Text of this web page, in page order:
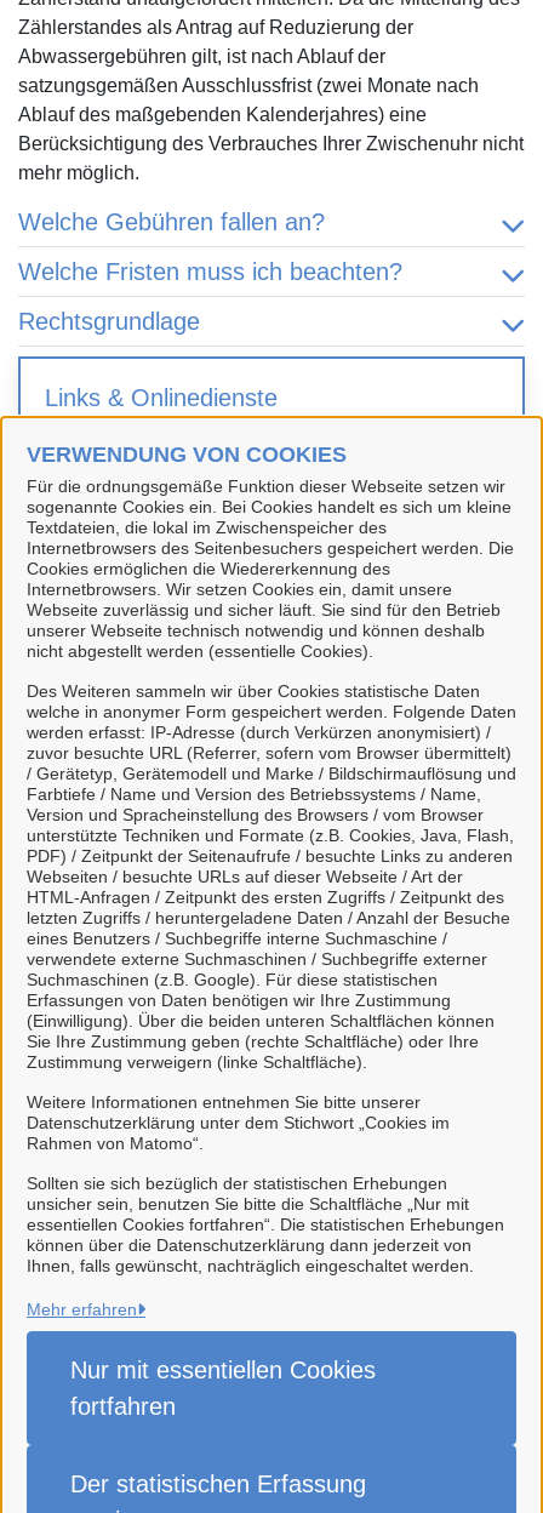
VERWENDUNG VON COOKIES
Für die ordnungsgemäße Funktion dieser Webseite setzen wir
sogenannte Cookies ein. Bei Cookies handelt es sich um kleine
Textdateien, die lokal im Zwischenspeicher des
Internetbrowsers des Seitenbesuchers gespeichert werden. Die
Cookies ermöglichen die Wiedererkennung des
Internetbrowsers. Wir setzen Cookies ein, damit unsere
Webseite zuverlässig und sicher läuft. Sie sind für den Betrieb
unserer Webseite technisch notwendig und können deshalb
nicht abgestellt werden (essentielle Cookies).
Des Weiteren sammeln wir über Cookies statistische Daten
welche in anonymer Form gespeichert werden. Folgende Daten
werden erfasst: IP-Adresse (durch Verkürzen anonymisiert) /
zuvor besuchte URL (Referrer, sofern vom Browser übermittelt)
/ Gerätetyp, Gerätemodell und Marke / Bildschirmauflösung und
Farbtiefe / Name und Version des Betriebssystems / Name,
Version und Spracheinstellung des Browsers / vom Browser
unterstützte Techniken und Formate (z.B. Cookies, Java, Flash,
PDF) / Zeitpunkt der Seitenaufrufe / besuchte Links zu anderen
Webseiten / besuchte URLs auf dieser Webseite / Art der
HTML-Anfragen / Zeitpunkt des ersten Zugriffs / Zeitpunkt des
letzten Zugriffs / heruntergeladene Daten / Anzahl der Besuche
eines Benutzers / Suchbegriffe interne Suchmaschine /
verwendete externe Suchmaschinen / Suchbegriffe externer
Suchmaschinen (z.B. Google). Für diese statistischen
Erfassungen von Daten benötigen wir Ihre Zustimmung
(Einwilligung). Über die beiden unteren Schaltflächen können
Sie Ihre Zustimmung geben (rechte Schaltfläche) oder Ihre
Zustimmung verweigern (linke Schaltfläche).
Weitere Informationen entnehmen Sie bitte unserer
Datenschutzerklärung unter dem Stichwort „Cookies im
Rahmen von Matomo“.
Sollten sie sich bezüglich der statistischen Erhebungen
unsicher sein, benutzen Sie bitte die Schaltfläche „Nur mit
essentiellen Cookies fortfahren“. Die statistischen Erhebungen
können über die Datenschutzerklärung dann jederzeit von
Ihnen, falls gewünscht, nachträglich eingeschaltet werden.
Mehr erfahren
Nur mit essentiellen Cookies
fortfahren
Der statistischen Erfassung
Zählerstandes als Antrag auf Reduzierung der
Abwassergebühren gilt, ist nach Ablauf der
satzungsgemäßen Ausschlussfrist (zwei Monate nach
Ablauf des maßgebenden Kalenderjahres) eine
Berücksichtigung des Verbrauches Ihrer Zwischenuhr nicht
mehr möglich.
Welche Gebühren fallen an?
Welche Fristen muss ich beachten?
Rechtsgrundlage
Links & Onlinedienste
Anmeldung Zwischenuhr
Für mit
markierte Onlinedienste müssen Sie sich
in unserem Portal anmelden. Falls Sie noch keinen
Login besitzen, können Sie sich schnell und einfach
hier registrieren.
Kontakt
Sachgebiet I.2 - Steuerwesen,
Beiträge
Verwandte Dienstleistungen
Ablesung Zwischenuhr
Stadt Weener (Ems)
Alle Rechte vorbehalten